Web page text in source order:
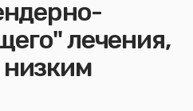
лечения,